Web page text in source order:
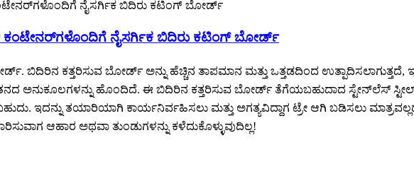
ಕಂಟೇನರ್‌ಗಳೊಂದಿಗೆ ನೈಸರ್ಗಿಕ ಬಿದಿರು ಕಟಿಂಗ್ ಬೋರ್ಡ್
ಬಿದಿರಿನ ಕತ್ತರಿಸುವ ಬೋರ್ಡ್ ಅನ್ನು ಹೆಚ್ಚಿನ ತಾಪಮಾನ ಮತ್ತು ಒತ್ತಡದಿಂದ ಉತ್ಪಾದಿಸಲಾಗುತ್ತದೆ,
ಅನುಕೂಲಗಳನ್ನು ಹೊಂದಿದೆ. ಈ ಬಿದಿರಿನ ಕತ್ತರಿಸುವ ಬೋರ್ಡ್ ತೆಗೆಯಬಹುದಾದ ಸ್ಟೇನ್‌ಲೆಸ್ ಸ್ಟೀಲ್
ಇದನ್ನು ತಯಾರಿಯಾಗಿ ಕಾರ್ಯನಿರ್ವಹಿಸಲು ಮತ್ತು ಅಗತ್ಯವಿದ್ದಾಗ ಟ್ರೇ ಆಗಿ ಬಡಿಸಲು
ಆಹಾರ ಅಥವಾ ತುಂಡುಗಳನ್ನು ಕಳೆದುಕೊಳ್ಳುವುದಿಲ್ಲ!